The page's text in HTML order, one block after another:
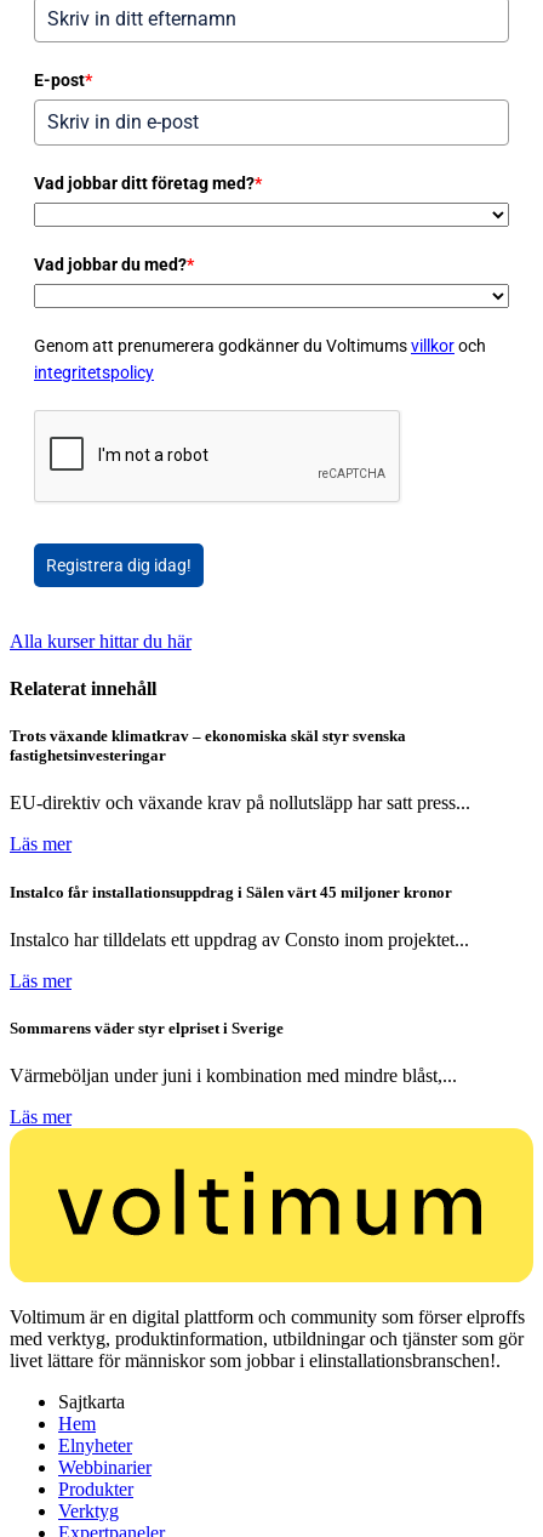
E-post*
Vad jobbar ditt företag med?*
Vad jobbar du med?*
Genom att prenumerera godkänner du Voltimumsvillkoroch
integritetspolicy
Registrera dig idag!
Alla kurser hittar du här
Relaterat innehåll
Trots växande klimatkrav – ekonomiska skäl styr svenska
fastighetsinvesteringar
EU-direktiv och växande krav på nollutsläpp har satt press...
Läs mer
Instalco får installationsuppdrag i Sälen värt 45 miljoner kronor
Instalco har tilldelats ett uppdrag av Consto inom projektet...
Läs mer
Sommarens väder styr elpriset i Sverige
Värmeböljan under juni i kombination med mindre blåst,...
Läs mer
Voltimum är en digital plattform och community som förser elproffs
med verktyg, produktinformation, utbildningar och tjänster som gör
livet lättare för människor som jobbar i elinstallationsbranschen!.
Sajtkarta
Hem
Elnyheter
Webbinarier
Produkter
Verktyg
Expertpaneler